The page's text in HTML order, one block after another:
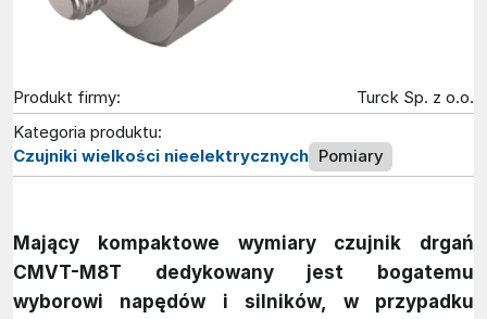
Produkt firmy:
Turck Sp. z o.o.
Kategoria produktu:
Czujniki wielkości nieelektrycznych Pomiary
Mający kompaktowe wymiary czujnik drgań
CMVT-M8T dedykowany jest bogatemu
wyborowi napędów i silników, w przypadku